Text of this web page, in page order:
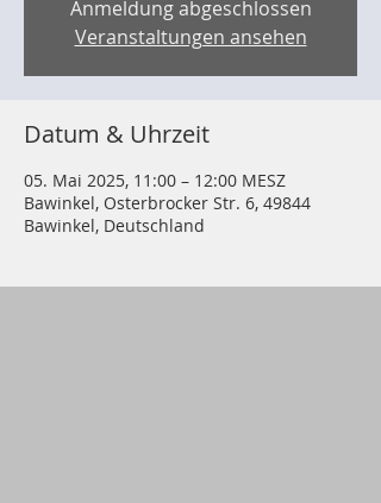
Anmeldung abgeschlossen
Veranstaltungen ansehen
Datum & Uhrzeit
05. Mai 2025, 11:00 – 12:00 MESZ
Bawinkel, Osterbrocker Str. 6, 49844
Bawinkel, Deutschland